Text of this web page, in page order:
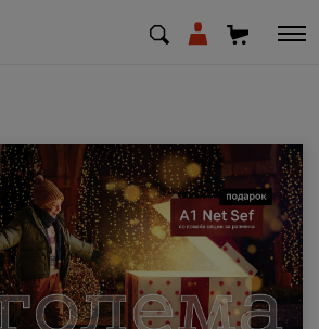
Деловни